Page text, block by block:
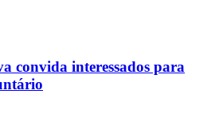
convida interessados para